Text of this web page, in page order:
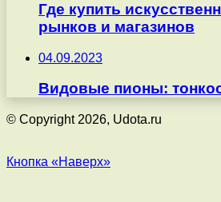
Где купить
рынков и магазинов
04.09.2023
Видовые пионы:
© Copyright 2026, Udota.ru
Кнопка «Наверх»